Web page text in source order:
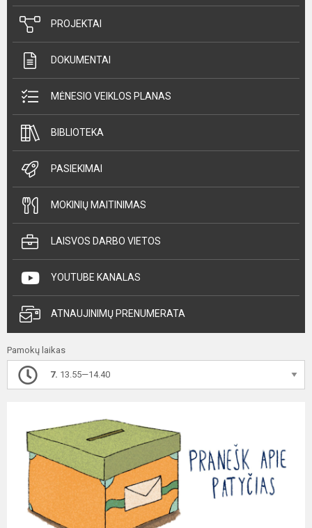
PROJEKTAI
DOKUMENTAI
MĖNESIO VEIKLOS PLANAS
BIBLIOTEKA
PASIEKIMAI
MOKINIŲ MAITINIMAS
LAISVOS DARBO VIETOS
YOUTUBE KANALAS
ATNAUJINIMŲ PRENUMERATA
Pamokų laikas
7. 13.55—14.40